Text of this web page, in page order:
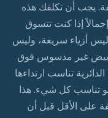
يجب أن تكلفك هذه
لا يزيد عن 150 دولارًا إجمالاً إذا كنت تتسوق
أزياء سريعة، وليس
غير مدسوس فوق
تناسب ارتداءها
تناسب كل شيء. هذا
مختلفة على الأقل قبل أن